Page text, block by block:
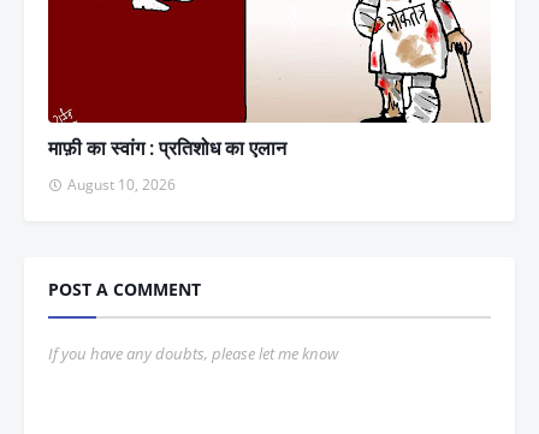
माफ़ी का स्वांग : प्रतिशोध का एलान
August 10, 2026
POST A COMMENT
If you have any doubts, please let me know